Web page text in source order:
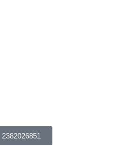
2382026851